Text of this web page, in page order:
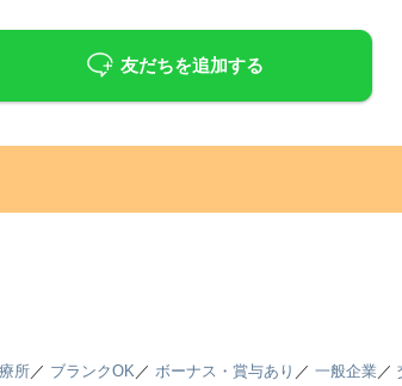
友だちを追加する
所 ／ ブランクOK ／ ボーナス・賞与あり ／一般企業 ／